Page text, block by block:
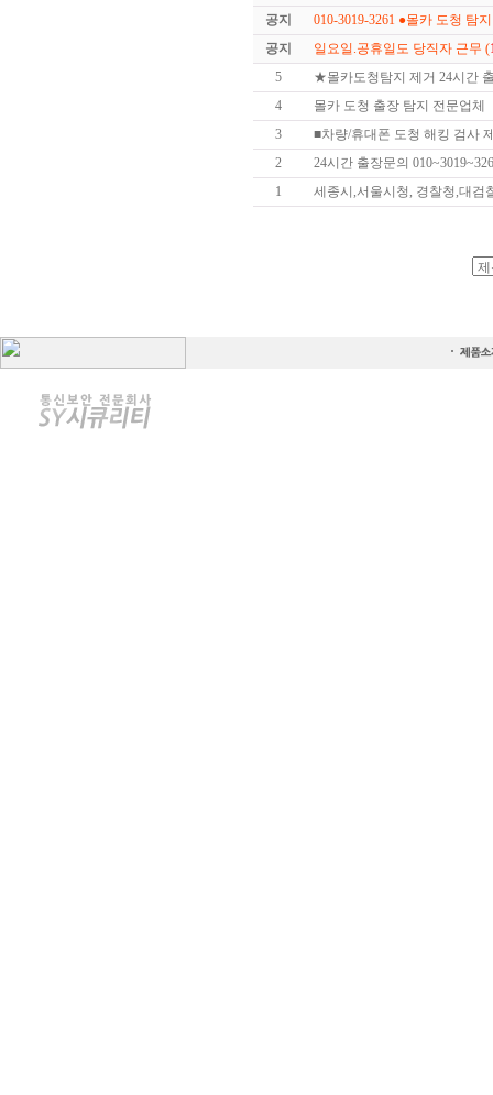
공지
010-3019-3261 ●몰카 도청 탐
공지
일요일.공휴일도 당직자 근무 (
5
★몰카도청탐지 제거 24시간
4
몰카 도청 출장 탐지 전문업체
3
■차량/휴대폰 도청 해킹 검사
2
24시간 출장문의
1
세종시,서울시청, 경찰청,대검